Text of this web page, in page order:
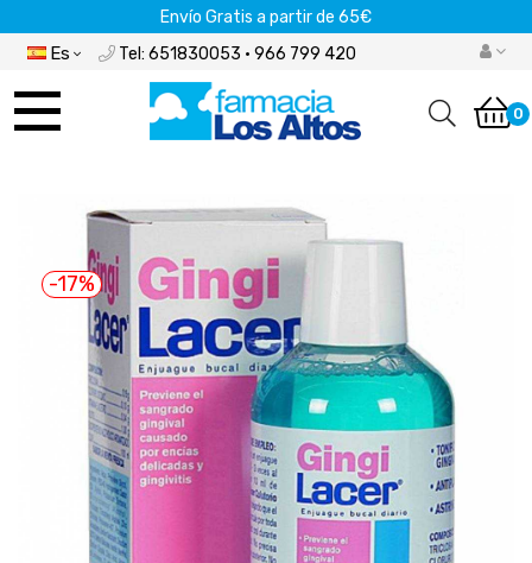
Envío Gratis a partir de 65€
Es Tel: 651830053 · 966 799 420
Navegación 0
-17%